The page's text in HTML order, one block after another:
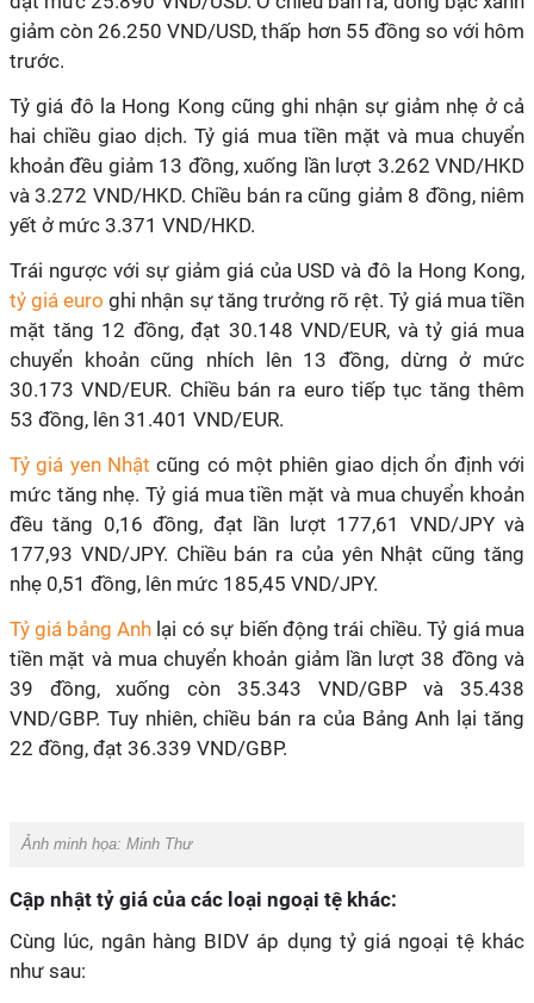
giảm còn 26.250 VND/USD, thấp hơn 55 đồng so với hôm
trước.
Tỷ giá đô la Hong Kong cũng ghi nhận sự giảm nhẹ ở cả
hai chiều giao dịch. Tỷ giá mua tiền mặt và mua chuyển
khoản đều giảm 13 đồng, xuống lần lượt 3.262 VND/HKD
và 3.272 VND/HKD. Chiều bán ra cũng giảm 8 đồng, niêm
yết ở mức 3.371 VND/HKD.
Trái ngược với sự giảm giá của USD và đô la Hong Kong,
tỷ giá euro ghi nhận sự tăng trưởng rõ rệt. Tỷ giá mua tiền
mặt tăng 12 đồng, đạt 30.148 VND/EUR, và tỷ giá mua
chuyển khoản cũng nhích lên 13 đồng, dừng ở mức
30.173 VND/EUR. Chiều bán ra euro tiếp tục tăng thêm
53 đồng, lên 31.401 VND/EUR.
Tỷ giá yen Nhật cũng có một phiên giao dịch ổn định với
mức tăng nhẹ. Tỷ giá mua tiền mặt và mua chuyển khoản
đều tăng 0,16 đồng, đạt lần lượt 177,61 VND/JPY và
177,93 VND/JPY. Chiều bán ra của yên Nhật cũng tăng
nhẹ 0,51 đồng, lên mức 185,45 VND/JPY.
Tỷ giá bảng Anh lại có sự biến động trái chiều. Tỷ giá mua
tiền mặt và mua chuyển khoản giảm lần lượt 38 đồng và
39 đồng, xuống còn 35.343 VND/GBP và 35.438
VND/GBP. Tuy nhiên, chiều bán ra của Bảng Anh lại tăng
22 đồng, đạt 36.339 VND/GBP.
Ảnh minh họa: Minh Thư
Cập nhật tỷ giá của các loại ngoại tệ khác:
Cùng lúc, ngân hàng BIDV áp dụng tỷ giá ngoại tệ khác
như sau: